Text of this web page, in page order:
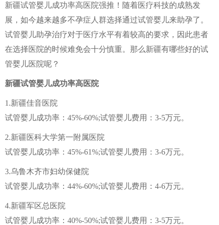
睿果国际
新疆试管婴儿成功率高医院强推！随着医疗科技的成熟发
展，如今越来越多不孕症人群选择通过试管婴儿来助孕了。
试管婴儿助孕治疗对于医疗水平有着较高的要求，因此患者
在选择医院的时候难免会十分慎重。那么新疆有哪些好的试
管婴儿医院呢？
新疆试管婴儿成功率高医院
1.新疆佳音医院
试管婴儿成功率：45%-60%;试管婴儿费用：3-5万元。
2.新疆医科大学第一附属医院
试管婴儿成功率：45%-61%;试管婴儿费用：3-6万元。
3.乌鲁木齐市妇幼保健院
试管婴儿成功率：44%-60%;试管婴儿费用：4-6万元。
4.新疆军区总医院
试管婴儿成功率：40%-50%;试管婴儿费用：3-5万元。